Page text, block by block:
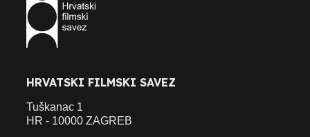
HRVATSKI FILMSKI SAVEZ
Tuškanac 1
HR - 10000 ZAGREB